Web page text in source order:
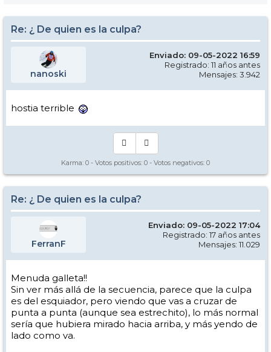
Re: ¿ De quien es la culpa?
nanoski
Enviado: 09-05-2022 16:59
Registrado: 11 años antes
Mensajes: 3.942
hostia terrible
Karma: 0 - Votos positivos: 0 - Votos negativos: 0
Re: ¿ De quien es la culpa?
FerranF
Enviado: 09-05-2022 17:04
Registrado: 17 años antes
Mensajes: 11.029
Menuda galleta!!
Sin ver más allá de la secuencia, parece que la culpa
es del esquiador, pero viendo que vas a cruzar de
punta a punta (aunque sea estrechito), lo más normal
sería que hubiera mirado hacia arriba, y más yendo de
lado como va.